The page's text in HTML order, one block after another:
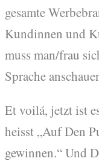
gesamte
Kundinnen und
muss man/frau
Sprache
Et voilá, jetzt ist
heisst „Auf Den
gewinnen.“ Und